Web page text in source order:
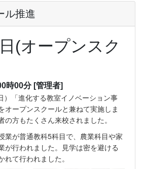
ル推進
(オープンスク
時00分 [管理者]
）「進化する教室イノベーション事
オープンスクールと兼ねて実施しま
の方もたくさん来校されました。
業が普通教科5科目で、農業科目や家
が行われました。見学は密を避ける
て行われました。